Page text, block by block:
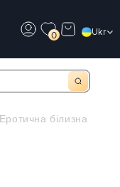
0 Ukr
Еротична білизна